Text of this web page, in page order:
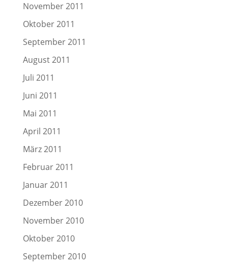
November 2011
Oktober 2011
September 2011
August 2011
Juli 2011
Juni 2011
Mai 2011
April 2011
März 2011
Februar 2011
Januar 2011
Dezember 2010
November 2010
Oktober 2010
September 2010